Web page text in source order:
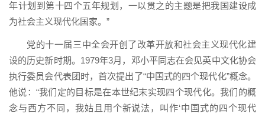
年计划到第十四个五年规划，一以贯之的主题是把我国建设成
为社会主义现代化国家。”
党的十一届三中全会开创了改革开放和社会主义现代化建
设的历史新时期。1979年3月，邓小平同志在会见英中文化协会
执行委员会代表团时，首次提出了“中国式的四个现代化”概念。
他说：“我们定的目标是在本世纪末实现四个现代化。我们的概
念与西方不同，我姑且用个新说法，叫作‘中国式的四个现代